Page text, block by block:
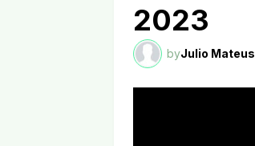
2023
byJulio Mateus